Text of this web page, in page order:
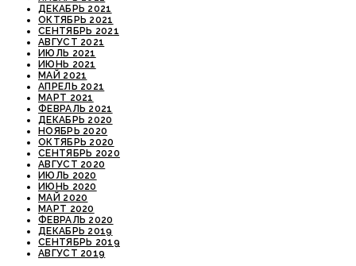
ДЕКАБРЬ 2021
ОКТЯБРЬ 2021
СЕНТЯБРЬ 2021
АВГУСТ 2021
ИЮЛЬ 2021
ИЮНЬ 2021
МАЙ 2021
АПРЕЛЬ 2021
МАРТ 2021
ФЕВРАЛЬ 2021
ДЕКАБРЬ 2020
НОЯБРЬ 2020
ОКТЯБРЬ 2020
СЕНТЯБРЬ 2020
АВГУСТ 2020
ИЮЛЬ 2020
ИЮНЬ 2020
МАЙ 2020
МАРТ 2020
ФЕВРАЛЬ 2020
ДЕКАБРЬ 2019
СЕНТЯБРЬ 2019
АВГУСТ 2019